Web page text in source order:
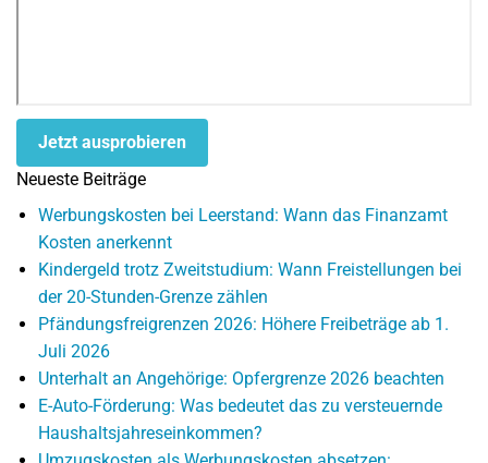
Jetzt ausprobieren
Neueste Beiträge
Werbungskosten bei Leerstand: Wann das Finanzamt
Kosten anerkennt
Kindergeld trotz Zweitstudium: Wann Freistellungen bei
der 20-Stunden-Grenze zählen
Pfändungsfreigrenzen 2026: Höhere Freibeträge ab 1.
Juli 2026
Unterhalt an Angehörige: Opfergrenze 2026 beachten
E-Auto-Förderung: Was bedeutet das zu versteuernde
Haushaltsjahreseinkommen?